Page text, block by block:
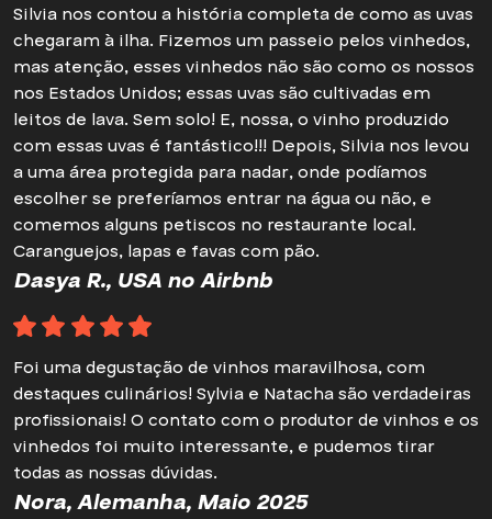
Silvia nos contou a história completa de como as uvas
chegaram à ilha. Fizemos um passeio pelos vinhedos,
mas atenção, esses vinhedos não são como os nossos
nos Estados Unidos; essas uvas são cultivadas em
leitos de lava. Sem solo! E, nossa, o vinho produzido
com essas uvas é fantástico!!! Depois, Silvia nos levou
a uma área protegida para nadar, onde podíamos
escolher se preferíamos entrar na água ou não, e
comemos alguns petiscos no restaurante local.
Caranguejos, lapas e favas com pão.
Dasya R., USA no Airbnb
Foi uma degustação de vinhos maravilhosa, com
destaques culinários! Sylvia e Natacha são verdadeiras
profissionais! O contato com o produtor de vinhos e os
vinhedos foi muito interessante, e pudemos tirar
todas as nossas dúvidas.
Nora, Alemanha, Maio 2025